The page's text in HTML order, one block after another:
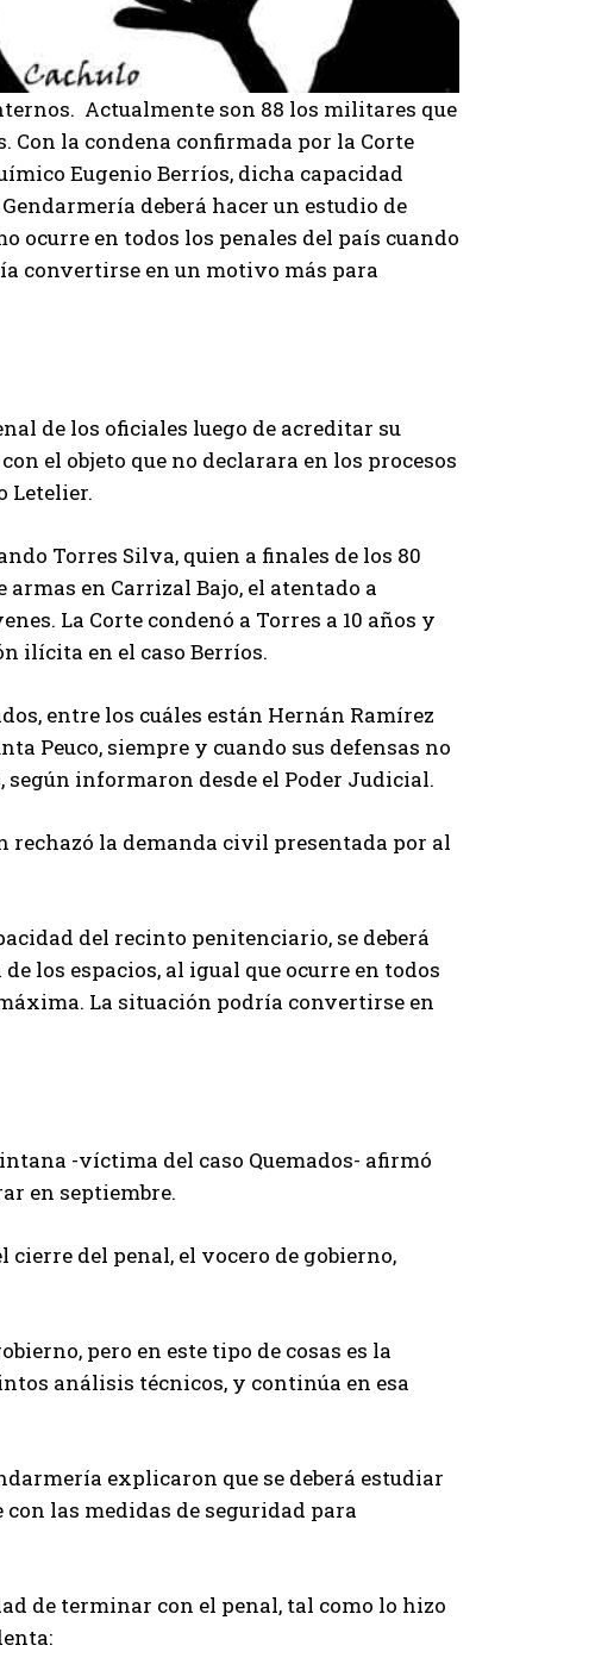
Actualmente son 88 los militares que
Con la condena confirmada por la Corte
Eugenio Berríos, dicha capacidad
deberá hacer un estudio de
ocurre en todos los penales del país cuando
convertirse en un motivo más para
de los oficiales luego de acreditar su
el objeto que no declarara en los procesos
Letelier.
Torres Silva, quien a finales de los 80
en Carrizal Bajo, el atentado a
La Corte condenó a Torres a 10 años y
ilícita en el caso Berríos.
entre los cuáles están Hernán Ramírez
Peuco, siempre y cuando sus defensas no
según informaron desde el Poder Judicial.
rechazó la demanda civil presentada por al
del recinto penitenciario, se deberá
los espacios, al igual que ocurre en todos
La situación podría convertirse en
-víctima del caso Quemados- afirmó
en septiembre.
del penal, el vocero de gobierno,
pero en este tipo de cosas es la
análisis técnicos, y continúa en esa
explicaron que se deberá estudiar
las medidas de seguridad para
de terminar con el penal, tal como lo hizo